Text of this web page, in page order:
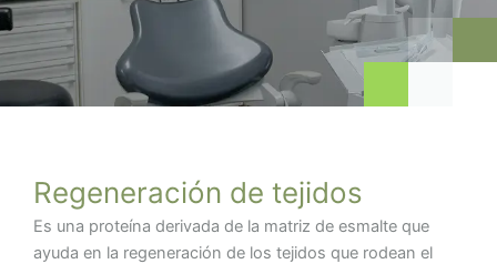
Regeneración de tejidos
Es una proteína derivada de la matriz de esmalte que
ayuda en la regeneración de los tejidos que rodean el